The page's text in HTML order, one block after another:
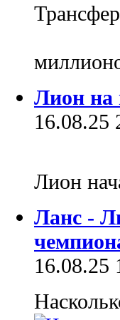
Лион на
16.08.25
Лион
Ланс -
16.08.25